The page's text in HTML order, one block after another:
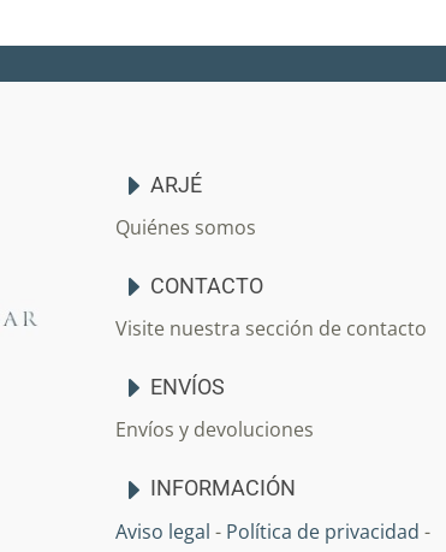
ARJÉ
Quiénes somos
CONTACTO
Visite nuestra sección de contacto
ENVÍOS
Envíos y devoluciones
INFORMACIÓN
Aviso legal - Política de privacidad -